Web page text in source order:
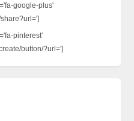
google-plus'
pinterest'
button/?url=']